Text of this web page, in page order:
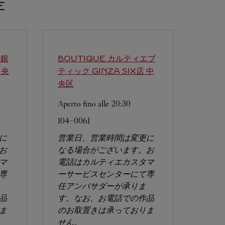
BOUTIQUE カルティエブ
ティック GINZA SIX店 中
央区
Aperto fino alle 20:30
104-0061
営業日、営業時間は変更に
なる場合がございます。お
電話はカルティエカスタマ
ーサービスセンターにて専
任アンバサダーが承りま
す。なお、お電話での作品
のお取置きは承っておりま
せん。